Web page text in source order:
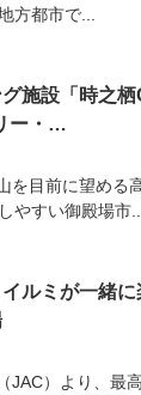
方都市で...
施設「時之
ー・…
を目前に望める
やすい御殿場市...
イルミが一緒
JAC）より、最